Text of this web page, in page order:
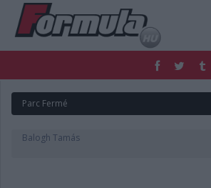
FORMULA
MOTOR
NEMZETKÖZI
Parc Fermé
Balogh Tamás